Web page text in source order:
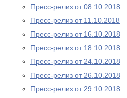
Пресс-релиз от 08.10.2018
Пресс-релиз от 11.10.2018
Пресс-релиз от 16.10.2018
Пресс-релиз от 18.10.2018
Пресс-релиз от 24.10.2018
Пресс-релиз от 26.10.2018
Пресс-релиз от 29.10.2018